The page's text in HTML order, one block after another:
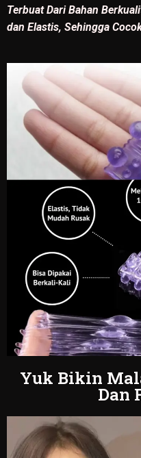
Terbuat Dari Bahan
dan Elastis, Sehingga
Yuk Bikin
Dan